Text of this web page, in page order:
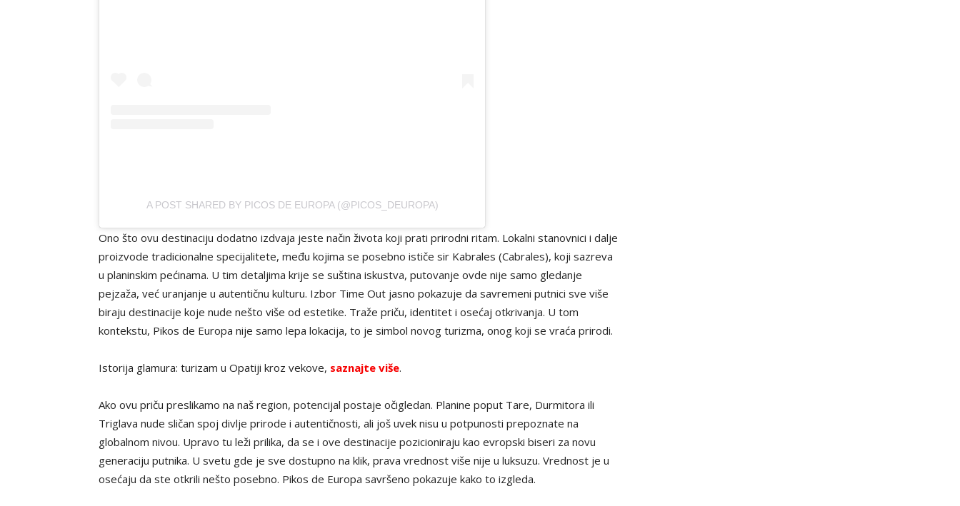
A POST SHARED BY PICOS DE EUROPA (@PICOS_DEUROPA)
Ono što ovu destinaciju dodatno izdvaja jeste način života koji prati prirodni ritam. Lokalni stanovnici i dalje
proizvode tradicionalne specijalitete, među kojima se posebno ističe sir Kabrales (Cabrales), koji sazreva
u planinskim pećinama. U tim detaljima krije se suština iskustva, putovanje ovde nije samo gledanje
pejzaža, već uranjanje u autentičnu kulturu. Izbor Time Out jasno pokazuje da savremeni putnici sve više
biraju destinacije koje nude nešto više od estetike. Traže priču, identitet i osećaj otkrivanja. U tom
kontekstu, Pikos de Europa nije samo lepa lokacija, to je simbol novog turizma, onog koji se vraća prirodi.
Istorija glamura: turizam u Opatiji kroz vekove, saznajte više.
Ako ovu priču preslikamo na naš region, potencijal postaje očigledan. Planine poput Tare, Durmitora ili
Triglava nude sličan spoj divlje prirode i autentičnosti, ali još uvek nisu u potpunosti prepoznate na
globalnom nivou. Upravo tu leži prilika, da se i ove destinacije pozicioniraju kao evropski biseri za novu
generaciju putnika. U svetu gde je sve dostupno na klik, prava vrednost više nije u luksuzu. Vrednost je u
osećaju da ste otkrili nešto posebno. Pikos de Europa savršeno pokazuje kako to izgleda.